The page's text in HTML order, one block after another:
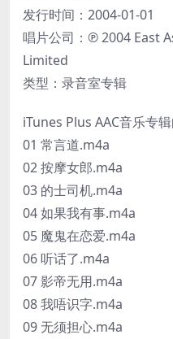
发行时间：2004-01-01
唱片公司：℗ 2004 East
Limited
类型：录音室专辑
iTunes Plus AAC音乐专辑
01 常言道.m4a
02 按摩女郎.m4a
03 的士司机.m4a
04 如果我有事.m4a
05 魔鬼在恋爱.m4a
06 听话了.m4a
07 影帝无用.m4a
08 我唔识字.m4a
09 无须担心.m4a